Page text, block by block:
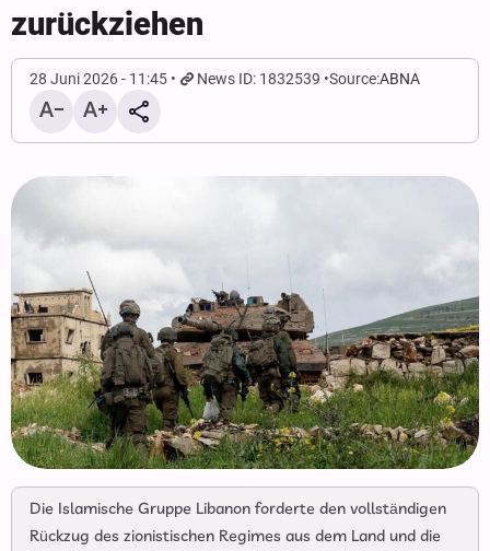
zurückziehen
28 Juni 2026 - 11:45 News ID: 1832539 Source:ABNA
Die Islamische Gruppe Libanon forderte den vollständigen
Rückzug des zionistischen Regimes aus dem Land und die